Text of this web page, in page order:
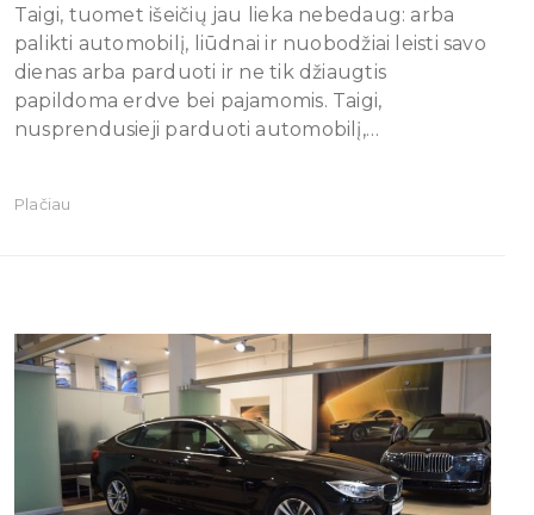
Taigi, tuomet išeičių jau lieka nebedaug: arba
palikti automobilį, liūdnai ir nuobodžiai leisti savo
dienas arba parduoti ir ne tik džiaugtis
papildoma erdve bei pajamomis. Taigi,
nusprendusieji parduoti automobilį,…
Plačiau